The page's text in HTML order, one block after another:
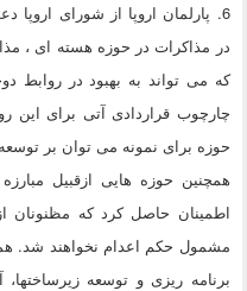
6. پارلمان اروپا از شورای
در مذاکرات در حوزه هسته ای ،
که می تواند به بهبود در روابط
چارچوب قراردادی آتی برای این
حوزه برای نمونه می توان بر
همچنین حوزه هایی ازقبیل
اطمینان حاصل کرد که مظنونان
مشمول حکم اعدام نخواهند شد.
برنامه ریزی و توسعه